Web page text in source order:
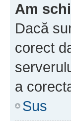
Am
Dacă
corect
a
Sus